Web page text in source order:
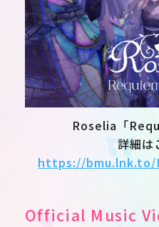
Roselia「
詳細は
https://bmu.lnk.to/
Official Music